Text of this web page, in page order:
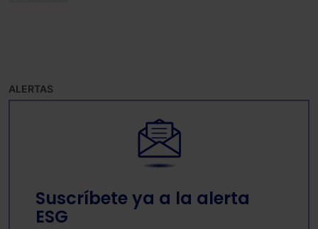
ALERTAS
Suscríbete ya a la alerta
ESG